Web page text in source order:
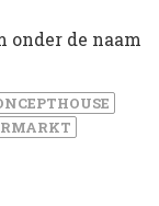
onder de naam